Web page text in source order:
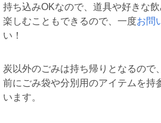
持ち込みOKなので、道具や好きな
楽しむこともできるので、一度お問
い！
炭以外のごみは持ち帰りとなるので
前にごみ袋や分別用のアイテムを持
います。